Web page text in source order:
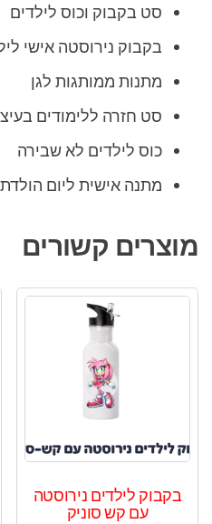
סט בקבוק וכוס לילדים
בקבוק נירוסטה אישי
מתנות ממותגות לגן
סט חזרה ללימודים
כוס לילדים לא שבירה
מתנה אישית ליום
מוצרים קשורים
בקבוק לילדים נירוסטה
עם קש סוניק